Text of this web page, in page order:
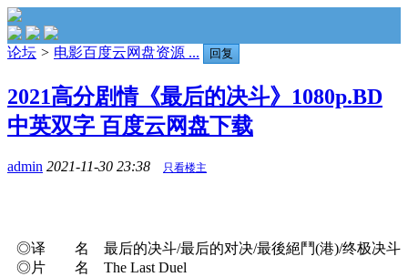
论坛 > 电影百度云网盘资源 ... 回复
2021高分剧情《最后的决斗》1080p.BD
中英双字 百度云网盘下载
admin 2021-11-30 23:38 只看楼主
◎译 名 最后的决斗/最后的对决/最後絕鬥(港)/终极决斗
◎片 名 The Last Duel